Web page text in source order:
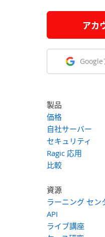
アカ
製品
価格
自社サーバー
セキュリティ
Ragic 応用
比較
資源
ラーニング セン
API
ライブ講座